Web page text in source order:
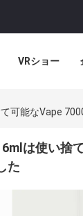
VRショー
可能なVape
は使い捨
た